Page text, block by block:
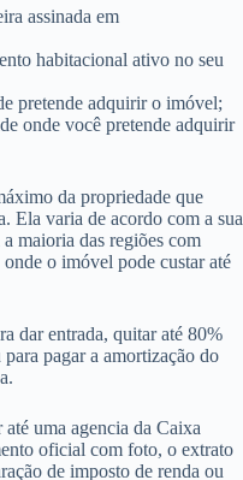
assinada em
habitacional ativo no seu
pretende adquirir o imóvel;
onde você pretende adquirir
da propriedade que
Ela varia de acordo com a sua
maioria das regiões com
o imóvel pode custar até
dar entrada, quitar até 80%
pagar a amortização do
uma agencia da Caixa
oficial com foto, o extrato
de imposto de renda ou